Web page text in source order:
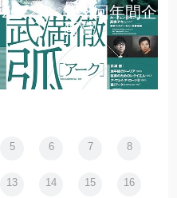
2022年 第8回年間企
画賞
5 6 7 8
13 14 15 16